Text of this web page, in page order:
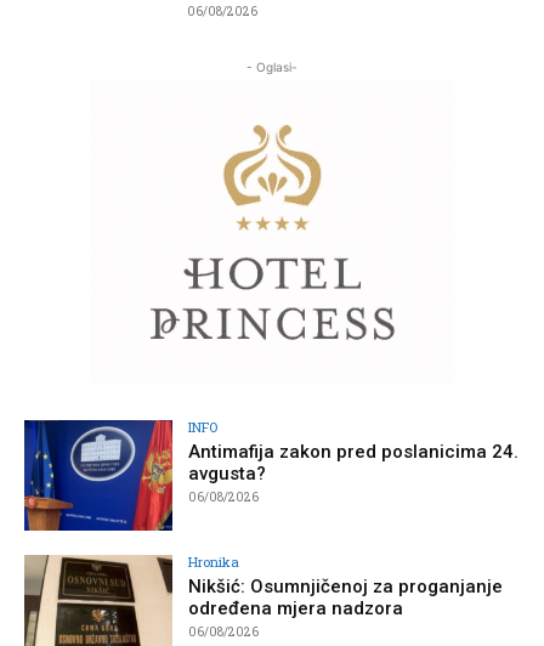
06/08/2026
- Oglasi-
INFO
Antimafija zakon pred poslanicima 24.
avgusta?
06/08/2026
Hronika
Nikšić: Osumnjičenoj za proganjanje
određena mjera nadzora
06/08/2026